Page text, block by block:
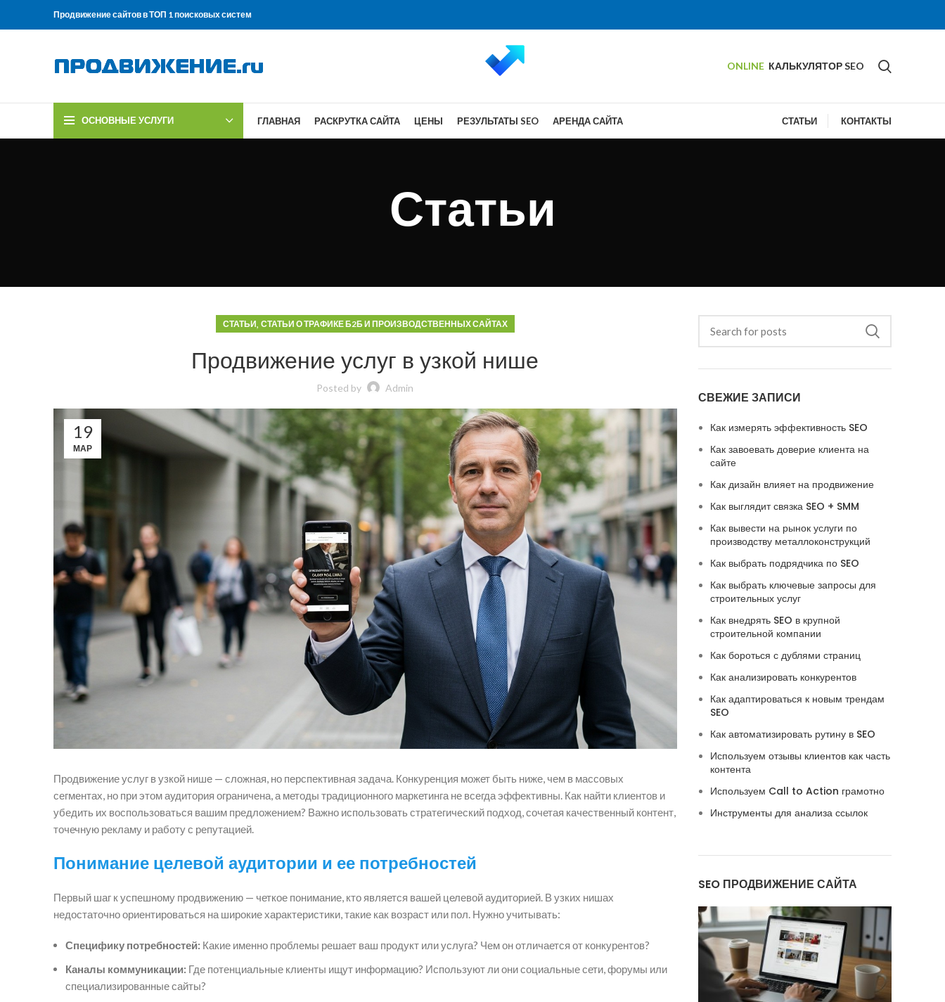
Продвижение сайтов в ТОП 1 поисковых систем
ONLINE КАЛЬКУЛЯТОР SEO
ОСНОВНЫЕ УСЛУГИ ГЛАВНАЯ РАСКРУТКА САЙТА ЦЕНЫ РЕЗУЛЬТАТЫ SEO АРЕНДА САЙТА СТАТЬИ КОНТАКТЫ
Статьи
СТАТЬИ, СТАТЬИ О ТРАФИКЕ Б2Б И ПРОИЗВОДСТВЕННЫХ САЙТАХ
Продвижение услуг в узкой нише
Posted by Admin
19
МАР
Продвижение услуг в узкой нише — сложная, но перспективная задача. Конкуренция может быть ниже, чем в массовых
сегментах, но при этом аудитория ограничена, а методы традиционного маркетинга не всегда эффективны. Как найти клиентов и
убедить их воспользоваться вашим предложением? Важно использовать стратегический подход, сочетая качественный контент,
точечную рекламу и работу с репутацией.
Понимание целевой аудитории и ее потребностей
Первый шаг к успешному продвижению — четкое понимание, кто является вашей целевой аудиторией. В узких нишах
недостаточно ориентироваться на широкие характеристики, такие как возраст или пол. Нужно учитывать:
Специфику потребностей: Какие именно проблемы решает ваш продукт или услуга? Чем он отличается от конкурентов?
Каналы коммуникации: Где потенциальные клиенты ищут информацию? Используют ли они социальные сети, форумы или
специализированные сайты?
СВЕЖИЕ ЗАПИСИ
Как измерять эффективность SEO
Как завоевать доверие клиента на
сайте
Как дизайн влияет на продвижение
Как выглядит связка SEO + SMM
Как вывести на рынок услуги по
производству металлоконструкций
Как выбрать подрядчика по SEO
Как выбрать ключевые запросы для
строительных услуг
Как внедрять SEO в крупной
строительной компании
Как бороться с дублями страниц
Как анализировать конкурентов
Как адаптироваться к новым трендам
SEO
Как автоматизировать рутину в SEO
Используем отзывы клиентов как часть
контента
Используем Call to Action грамотно
Инструменты для анализа ссылок
SEO ПРОДВИЖЕНИЕ САЙТА